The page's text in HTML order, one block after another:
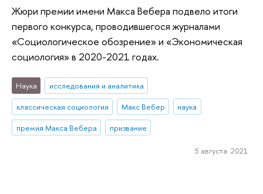
Жюри премии имени Макса Вебера подвело итоги
первого конкурса, проводившегося журналами
«Социологическое обозрение» и «Экономическая
социология» в 2020-2021 годах.
Наука
исследования и аналитика
классическая социология
Макс Вебер
наука
премия Макса Вебера
призвание
5 августа 2021